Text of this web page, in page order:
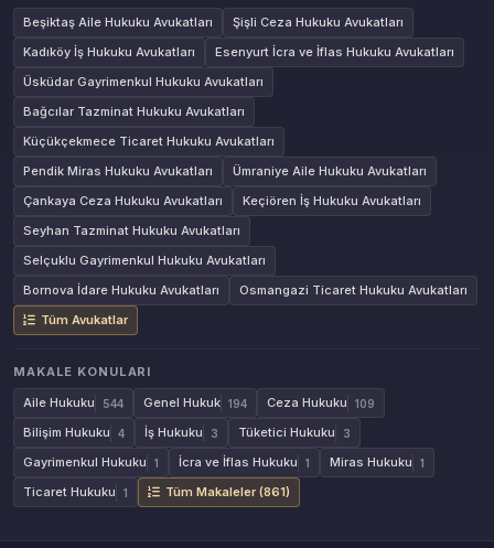
Beşiktaş Aile Hukuku Avukatları
Şişli Ceza Hukuku Avukatları
Kadıköy İş Hukuku Avukatları
Esenyurt İcra ve İflas Hukuku Avukatları
Üsküdar Gayrimenkul Hukuku Avukatları
Bağcılar Tazminat Hukuku Avukatları
Küçükçekmece Ticaret Hukuku Avukatları
Pendik Miras Hukuku Avukatları
Ümraniye Aile Hukuku Avukatları
Çankaya Ceza Hukuku Avukatları
Keçiören İş Hukuku Avukatları
Seyhan Tazminat Hukuku Avukatları
Selçuklu Gayrimenkul Hukuku Avukatları
Bornova İdare Hukuku Avukatları
Osmangazi Ticaret Hukuku Avukatları
Tüm Avukatlar
MAKALE KONULARI
Aile Hukuku
544 Genel Hukuk 194 Ceza Hukuku 109
Bilişim Hukuku 4 İş Hukuku 3 Tüketici Hukuku 3
Gayrimenkul Hukuku 1 İcra ve İflas Hukuku 1 Miras Hukuku 1
Ticaret Hukuku 1 Tüm Makaleler (861)